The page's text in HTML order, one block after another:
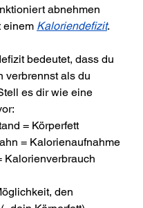
abnehmen
einem Kaloriendefizit.
bedeutet, dass du
verbrennst als du
es dir wie eine
= Körperfett
= Kalorienaufnahme
Kalorienverbrauch
den